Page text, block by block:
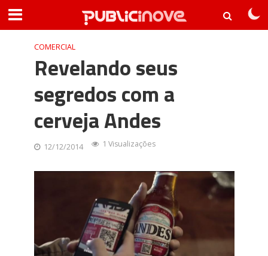
COMERCIAL
Revelando seus
segredos com a
cerveja Andes
12/12/2014 1 Visualizações